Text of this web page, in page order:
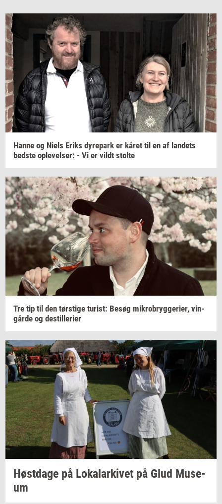
Hanne og Niels Eriks dy­re­park er kåret til en af lan­dets
bed­ste op­le­vel­ser: - Vi er vildt stol­te
Tre tip til den tørsti­ge turist: Besøg mi­kro­bryg­ge­ri­er, vin­
går­de og destil­le­ri­er
Høst­da­ge på Lo­ka­lar­ki­vet på Glud Mu­se­
um